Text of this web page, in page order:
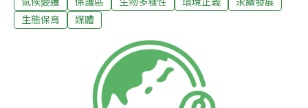
江築壩鼓與呼；我震撼於，一個號稱中央電視臺名牌欄目
的科教節目，在已經爭論5年之久的「怒江建壩」議題
上，完全不顧媒體基本的「平衡報導」原則，一屁股坐在
了力主水壩上馬的水電建設部門和當地政府一方，苦口婆
心地、循循善誘地、廣徵博引地、言之鑿鑿地引導觀眾、
說服觀眾，灌輸觀眾，使觀眾信服一個道理，那就是，在
生態保育
媒體